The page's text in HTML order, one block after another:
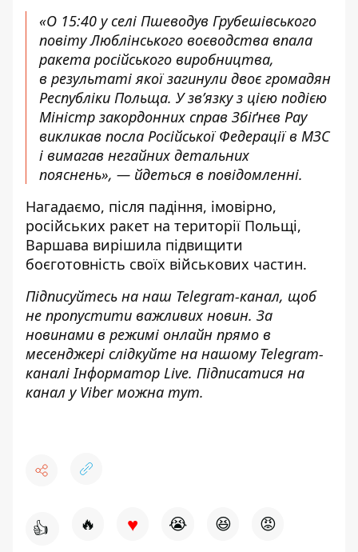
«О 15:40 у селі Пшеводув Грубешівського
повіту Люблінського воєводства впала
ракета російського виробництва,
в результаті якої загинули двоє громадян
Республіки Польща. У зв’язку з цією подією
Міністр закордонних справ Збіґнєв Рау
викликав посла Російської Федерації в МЗС
і вимагав негайних детальних
пояснень», — йдеться в повідомленні.
Нагадаємо, після падіння, імовірно,
російських ракет на території Польщі,
Варшава вирішила підвищити
боєготовність своїх військових частин.
Підписуйтесь на наш Telegram-канал, щоб
не пропустити важливих новин. За
новинами в режимі онлайн прямо в
месенджері слідкуйте на нашому Telegram-
каналіІнформатор Live. Підписатися на
канал у Viber можна тут.
👍 🔥 ♥ 😭 😆 😡